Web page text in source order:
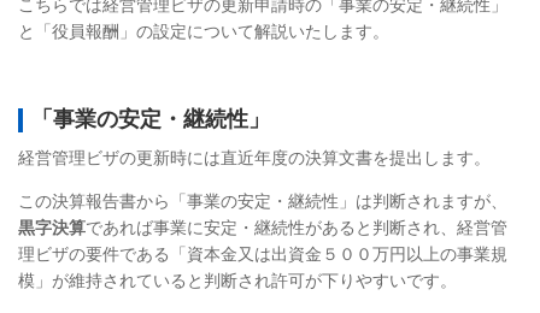
こちらでは経営管理ビザの更新申請時の「事業の安定・継続性」
と「役員報酬」の設定について解説いたします。
「事業の安定・継続性」
経営管理ビザの更新時には直近年度の決算文書を提出します。
この決算報告書から「事業の安定・継続性」は判断されますが、
黒字決算であれば事業に安定・継続性があると判断され、経営管
理ビザの要件である「資本金又は出資金５００万円以上の事業規
模」が維持されていると判断され許可が下りやすいです。